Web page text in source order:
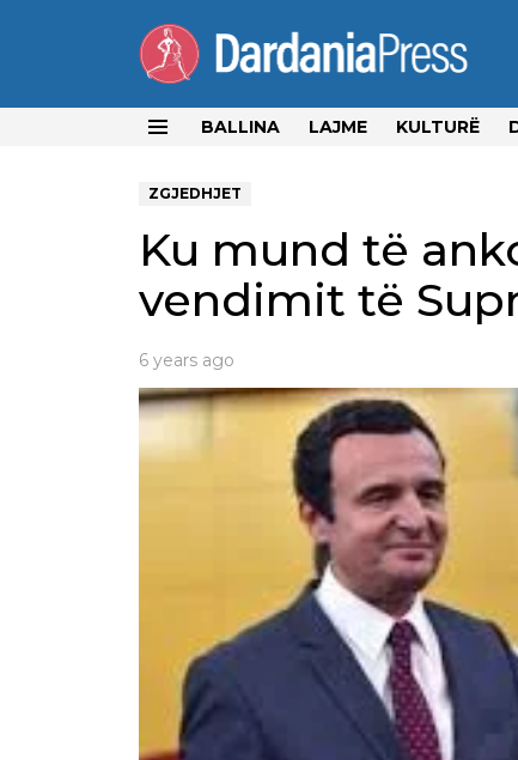
BALLINA LAJME KULTURË
ZGJEDHJET
Ku mund të
vendimit të
6 years ago